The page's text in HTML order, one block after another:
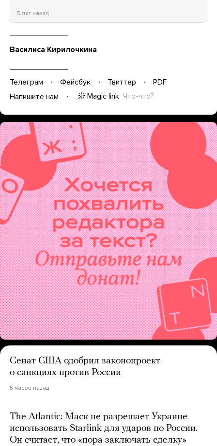
5 лет назад
Василиса Кирилочкина
Телеграм Фейсбук Твиттер
PDF
Напишите нам
Magic link Что-что?
Сенат США одобрил законопроект
о санкциях против России
5 часов назад
The Atlantic: Маск не разрешает Украине
использовать Starlink для ударов по России.
Он считает, что «пора заключать сделку»